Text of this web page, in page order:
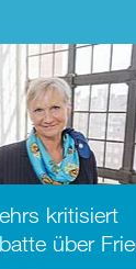
kritisiert
über